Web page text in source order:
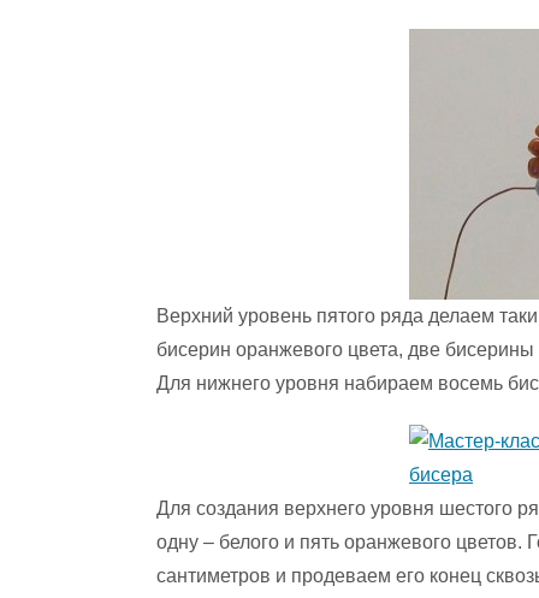
Верхний уровень пятого ряда делаем
бисерин оранжевого цвета, две
Для нижнего уровня набираем восемь
Для создания верхнего уровня шестого
одну – белого и пять оранжевого цветов.
сантиметров и продеваем его конец